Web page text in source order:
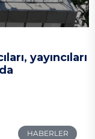
yayıncıları
HABERLER